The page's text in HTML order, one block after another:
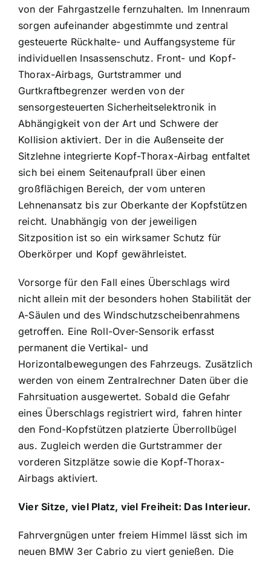
von der Fahrgastzelle fernzuhalten. Im Innenraum
sorgen aufeinander abgestimmte und zentral
gesteuerte Rückhalte- und Auffangsysteme für
individuellen Insassenschutz. Front- und Kopf-
Thorax-Airbags, Gurtstrammer und
Gurtkraftbegrenzer werden von der
sensorgesteuerten Sicherheitselektronik in
Abhängigkeit von der Art und Schwere der
Kollision aktiviert. Der in die Außenseite der
Sitzlehne integrierte Kopf-Thorax-Airbag entfaltet
sich bei einem Seitenaufprall über einen
großflächigen Bereich, der vom unteren
Lehnenansatz bis zur Oberkante der Kopfstützen
reicht. Unabhängig von der jeweiligen
Sitzposition ist so ein wirksamer Schutz für
Oberkörper und Kopf gewährleistet.
Vorsorge für den Fall eines Überschlags wird
nicht allein mit der besonders hohen Stabilität der
A-Säulen und des Windschutzscheibenrahmens
getroffen. Eine Roll-Over-Sensorik erfasst
permanent die Vertikal- und
Horizontalbewegungen des Fahrzeugs. Zusätzlich
werden von einem Zentralrechner Daten über die
Fahrsituation ausgewertet. Sobald die Gefahr
eines Überschlags registriert wird, fahren hinter
den Fond-Kopfstützen platzierte Überrollbügel
aus. Zugleich werden die Gurtstrammer der
vorderen Sitzplätze sowie die Kopf-Thorax-
Airbags aktiviert.
Vier Sitze, viel Platz, viel Freiheit: Das Interieur.
Fahrvergnügen unter freiem Himmel lässt sich im
neuen BMW 3er Cabrio zu viert genießen. Die